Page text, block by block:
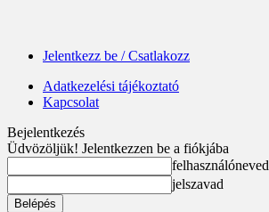
Jelentkezz be / Csatlakozz
Adatkezelési tájékoztató
Kapcsolat
Bejelentkezés
Üdvözöljük! Jelentkezzen be a fiókjába
felhasználóneved
jelszavad